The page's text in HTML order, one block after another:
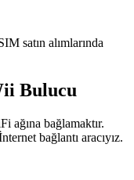
satın alımlarında
Bulucu
ağına bağlamaktır.
bağlantı aracıyız.